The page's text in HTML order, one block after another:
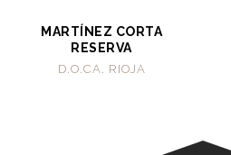
MARTÍNEZ CORTA
RESERVA
D.O.CA. RIOJA